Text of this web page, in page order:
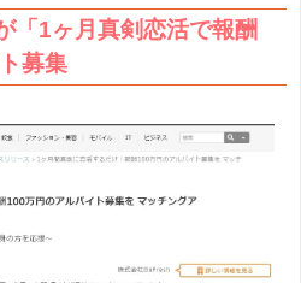
1ヶ月真剣恋活で報酬
募集